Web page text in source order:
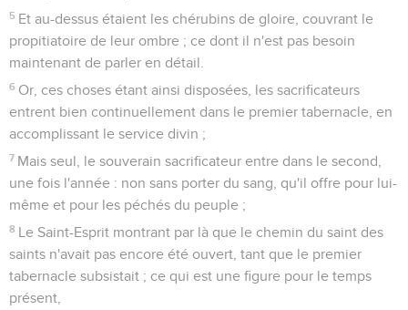
5 Et au-dessus étaient les chérubins de gloire, couvrant le
propitiatoire de leur ombre ; ce dont il n'est pas besoin
maintenant de parler en détail.
6 Or, ces choses étant ainsi disposées, les sacrificateurs
entrent bien continuellement dans le premier tabernacle, en
accomplissant le service divin ;
7 Mais seul, le souverain sacrificateur entre dans le second,
une fois l'année : non sans porter du sang, qu'il offre pour lui-
même et pour les péchés du peuple ;
8 Le Saint-Esprit montrant par là que le chemin du saint des
saints n'avait pas encore été ouvert, tant que le premier
tabernacle subsistait ; ce qui est une figure pour le temps
présent,